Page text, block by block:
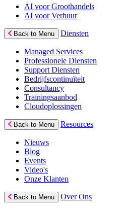
AI voor Groothandels
AI voor Verhuur
Back to Menu Diensten
Managed Services
Professionele Diensten
Support Diensten
Bedrijfscontinuïteit
Consultancy
Trainingsaanbod
Cloudoplossingen
Back to Menu Resources
Nieuws
Blog
Events
Video's
Onze Klanten
Back to Menu Over Ons